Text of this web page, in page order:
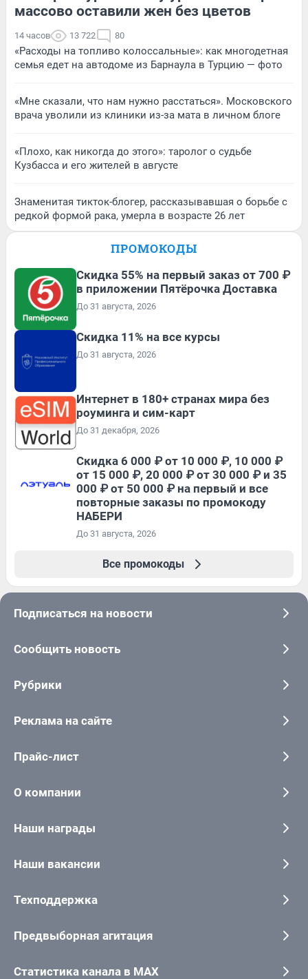
массово оставили жен без цветов
14 часов 13 722 80
«Расходы на топливо колоссальные»: как многодетная
семья едет на автодоме из Барнаула в Турцию — фото
«Мне сказали, что нам нужно расстаться». Московского
врача уволили из клиники из-за мата в личном блоге
«Плохо, как никогда до этого»: таролог о судьбе
Кузбасса и его жителей в августе
Знаменитая тикток-блогер, рассказывавшая о борьбе с
редкой формой рака, умерла в возрасте 26 лет
ПРОМОКОДЫ
Скидка 55% на первый заказ от 700 ₽
в приложении Пятёрочка Доставка
До 31 августа, 2026
Скидка 11% на все курсы
До 31 августа, 2026
Интернет в 180+ странах мира без
роуминга и сим-карт
До 31 декабря, 2026
Скидка 6 000 ₽ от 10 000 ₽, 10 000 ₽
от 15 000 ₽, 20 000 ₽ от 30 000 ₽ и 35
000 ₽ от 50 000 ₽ на первый и все
повторные заказы по промокоду
НАБЕРИ
До 31 августа, 2026
Все промокоды
Подписаться на новости
Сообщить новость
Рубрики
Реклама на сайте
Прайс-лист
О компании
Наши награды
Наши вакансии
Техподдержка
Предвыборная агитация
Статистика канала в MAX